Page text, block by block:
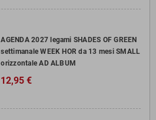
AGENDA 2027 legami SHADES OF GREEN
settimanale WEEK HOR da 13 mesi SMALL
orizzontale AD ALBUM
12,95 €